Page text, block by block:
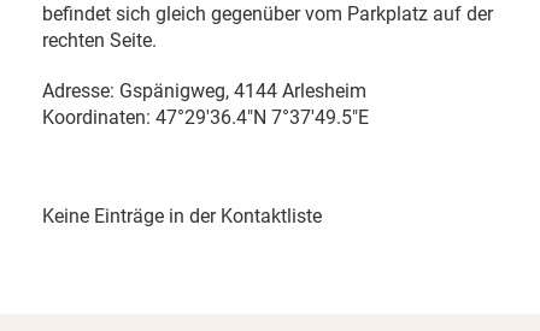
befindet sich gleich gegenüber vom Parkplatz auf der
rechten Seite.
Adresse: Gspänigweg, 4144 Arlesheim
Koordinaten: 47°29'36.4"N 7°37'49.5"E
Keine Einträge in der Kontaktliste